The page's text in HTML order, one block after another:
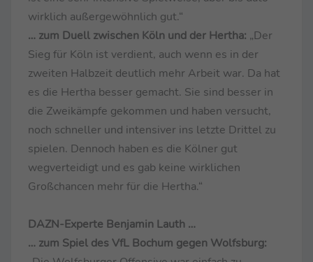
wirklich außergewöhnlich gut.“
… zum Duell zwischen Köln und der Hertha: „Der
Sieg für Köln ist verdient, auch wenn es in der
zweiten Halbzeit deutlich mehr Arbeit war. Da hat
es die Hertha besser gemacht. Sie sind besser in
die Zweikämpfe gekommen und haben versucht,
noch schneller und intensiver ins letzte Drittel zu
spielen. Dennoch haben es die Kölner gut
wegverteidigt und es gab keine wirklichen
Großchancen mehr für die Hertha.“
DAZN-Experte Benjamin Lauth …
… zum Spiel des VfL Bochum gegen Wolfsburg: